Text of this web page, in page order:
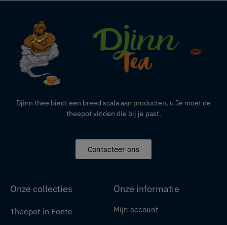
Djinn thee biedt een breed scala aan producten, u Je moet de
theepot vinden die bij je past.
Contacteer ons
Onze collecties
Theepot in Fonte
Onze informatie
Mijn account